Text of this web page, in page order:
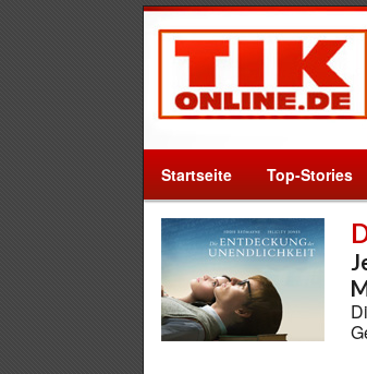
Startseite Top-Stories